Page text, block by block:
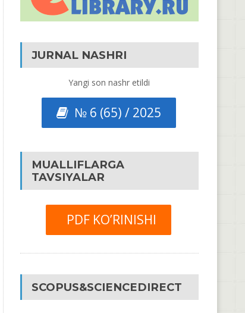
JURNAL NASHRI
Yangi son nashr etildi
№ 6 (65) / 2025
MUALLIFLARGA
TAVSIYALAR
PDF KO’RINISHI
SCOPUS&SCIENCEDIRECT